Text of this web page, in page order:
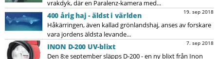
vrakdyk, där en Paralenz-kamera med...
19. sep 2018
400 årig haj - äldst i världen
Håkärringen, även kallad grönlandshaj, anses av forskare
vara jordens äldsta levande...
7. sep 2018
INON D-200 UV-blixt
Den 8:e september släpps D-200 - en ny blixt från Inon